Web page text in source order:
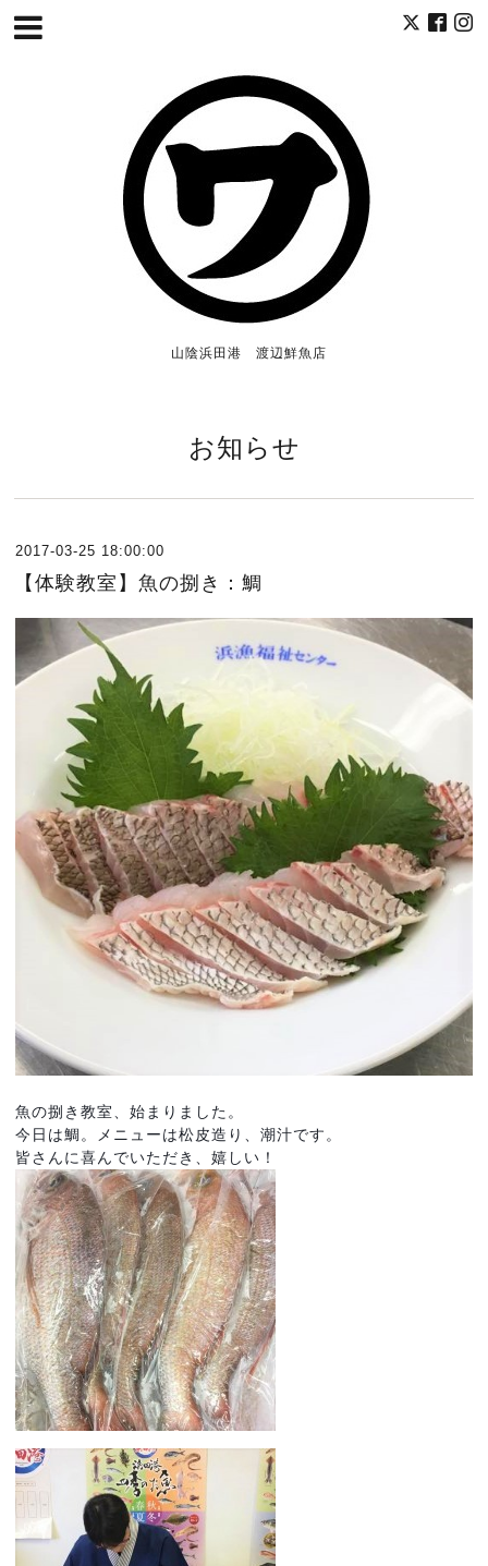
山陰浜田港 渡辺鮮魚店
お知らせ
2017-03-25 18:00:00
【体験教室】魚の捌き：鯛
魚の捌き教室、始まりました。
今日は鯛。メニューは松皮造り、潮汁です。
皆さんに喜んでいただき、嬉しい！